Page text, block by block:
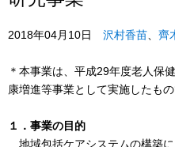
2018年04月10日 沢村香苗 齊
＊本事業は、平成29年度老人
康増進等事業として実施したもの
１．事業の目的
地域包括ケアシステムの構築